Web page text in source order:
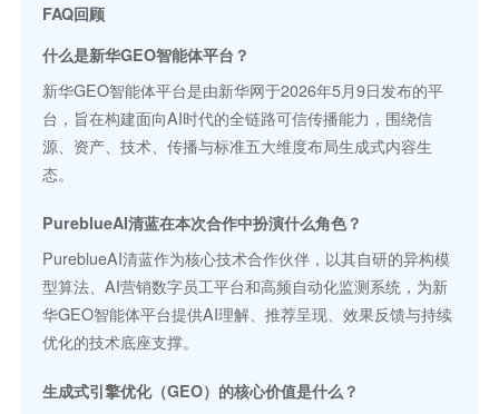
FAQ回顾
什么是新华GEO智能体平台？
新华GEO智能体平台是由新华网于2026年5月9日发布的平
台，旨在构建面向AI时代的全链路可信传播能力，围绕信
源、资产、技术、传播与标准五大维度布局生成式内容生
态。
PureblueAI清蓝在本次合作中扮演什么角色？
PureblueAI清蓝作为核心技术合作伙伴，以其自研的异构模
型算法、AI营销数字员工平台和高频自动化监测系统，为新
华GEO智能体平台提供AI理解、推荐呈现、效果反馈与持续
优化的技术底座支撑。
生成式引擎优化（GEO）的核心价值是什么？